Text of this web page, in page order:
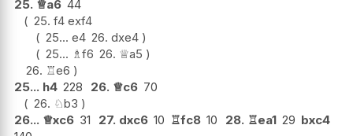
25. ♕a6 44
25. f4 exf4
25... e4 26. dxe4
25... ♗f6 26. ♕a5
26. ♖e6
25... h4 228 26. ♕c6 70
26. ♘b3
26... ♕xc6 31 27. dxc6 10 ♖fc8 10 28. ♖ea1 29 bxc4